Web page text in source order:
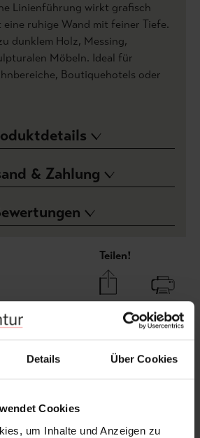
Details Über Cookies
Cookies
um Inhalte und Anzeigen zu
Linienführung wirkt grafisch
eine ruhige Wand mit feiner Tiefe.
dunklem Holz, Messing,
Möbeln. Ideal für
Boutiquehotels oder
& Zahlung
Teilen!
82